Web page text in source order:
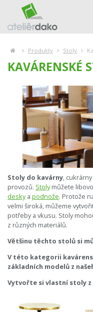
Produkty Stoly
KAVÁRENSKÉ
Stoly do kavárny,
provozů. Stolymůžete
deskya podnože. Protože
velmi široká, můžeme
potřeby a vkusu. Stoly
z různých materiálů.
Většinu těchto stolů si
V této kategorii
základních modelů z
Vytvořte si vlastní stoly z